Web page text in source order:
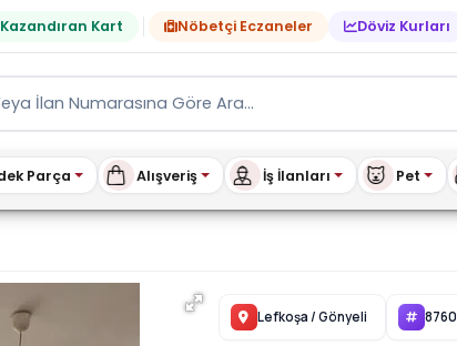
Kazandıran Kart Nöbetçi Eczaneler Döviz Kurları
Parça Alışveriş İş İlanları Pet
Daire | buykibris.com
Lefkoşa / Gönyeli 8760